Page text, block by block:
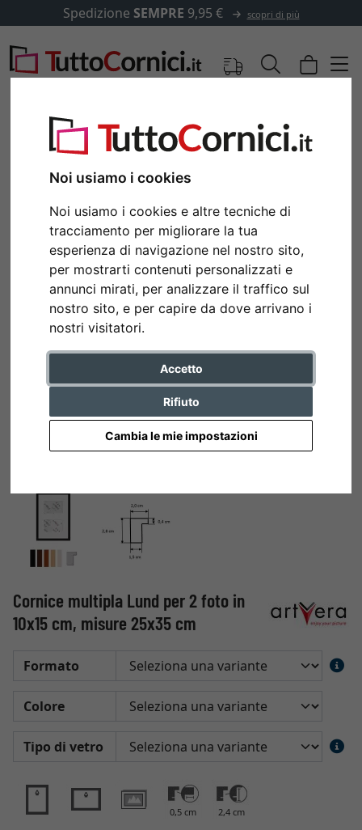
Noi usiamo i cookies
Noi usiamo i cookies e altre tecniche di
tracciamento per migliorare la tua
esperienza di navigazione nel nostro sito,
per mostrarti contenuti personalizzati e
annunci mirati, per analizzare il traffico sul
nostro sito, e per capire da dove arrivano i
nostri visitatori.
Accetto
Rifiuto
Cambia le mie impostazioni
Spedizione SEMPRE 9,95 € scopri di più
Indietro
Cornice multipla Lund per 2 foto in
10x15 cm, misure 25x35 cm
Formato
Colore
Tipo di vetro
0,5 cm 2,4 cm